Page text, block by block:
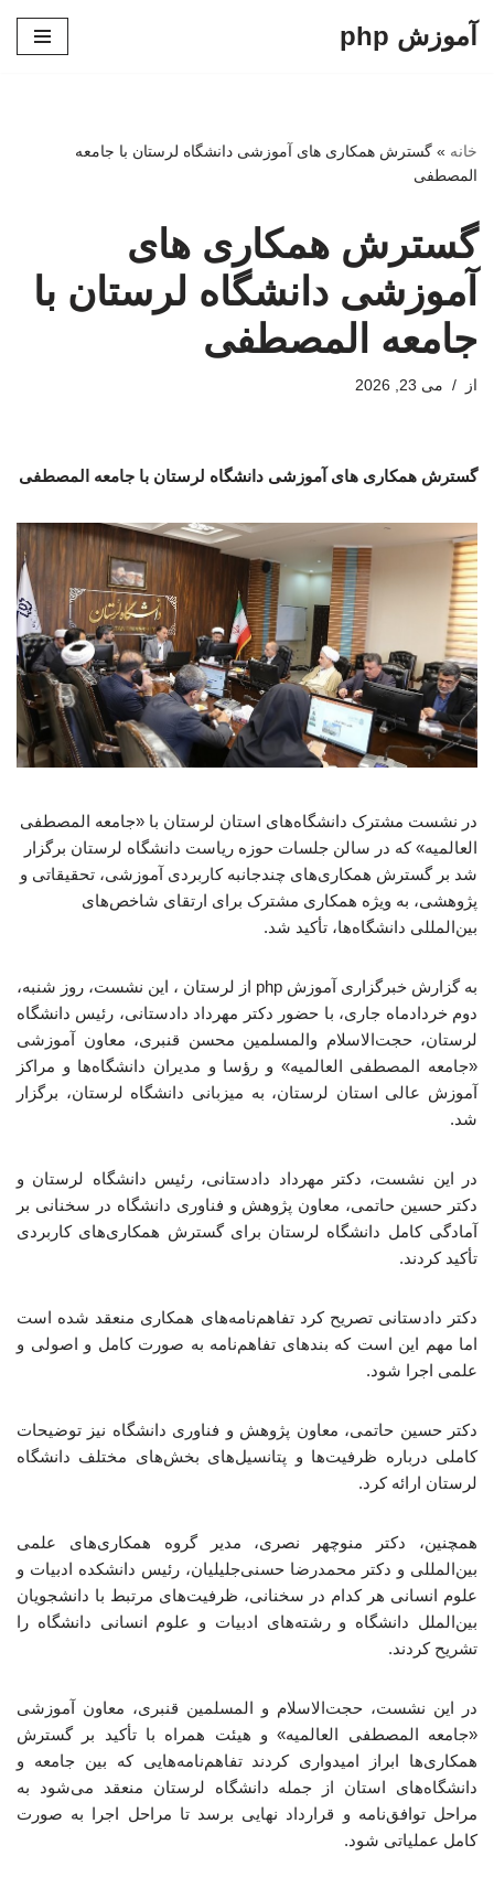
آموزش php
خانه » گسترش همکاری های آموزشی دانشگاه لرستان با جامعه
المصطفی
گسترش همکاری های
آموزشی دانشگاه لرستان با
جامعه المصطفی
از می 23, 2026
گسترش همکاری های آموزشی دانشگاه لرستان با جامعه المصطفی
در نشست مشترک دانشگاه‌های استان لرستان با «جامعه المصطفی
العالمیه» که در سالن جلسات حوزه ریاست دانشگاه لرستان برگزار
شد بر گسترش همکاری‌های چندجانبه کاربردی آموزشی، تحقیقاتی و
پژوهشی، به ویژه همکاری مشترک برای ارتقای شاخص‌های
بین‌المللی دانشگاه‌ها، تأکید شد.
به گزارش خبرگزاری آموزش php از لرستان ، این نشست، روز شنبه،
دوم خردادماه جاری، با حضور دکتر مهرداد دادستانی، رئیس دانشگاه
لرستان، حجت‌الاسلام والمسلمین محسن قنبری، معاون آموزشی
«جامعه المصطفی العالمیه» و رؤسا و مدیران دانشگاه‌ها و مراکز
آموزش عالی استان لرستان، به میزبانی دانشگاه لرستان، برگزار
شد.
در این نشست، دکتر مهرداد دادستانی، رئیس دانشگاه لرستان و
دکتر حسین حاتمی، معاون پژوهش و فناوری دانشگاه در سخنانی بر
آمادگی کامل دانشگاه لرستان برای گسترش همکاری‌های کاربردی
تأکید کردند.
دکتر دادستانی تصریح کرد تفاهم‌نامه‌های همکاری منعقد شده است
اما مهم این است که بندهای تفاهم‌نامه به صورت کامل و اصولی و
علمی اجرا شود.
دکتر حسین حاتمی، معاون پژوهش و فناوری دانشگاه نیز توضیحات
کاملی درباره ظرفیت‌ها و پتانسیل‌های بخش‌های مختلف دانشگاه
لرستان ارائه کرد.
همچنین، دکتر منوچهر نصری، مدیر گروه همکاری‌های علمی
بین‌المللی و دکتر محمدرضا حسنی‌جلیلیان، رئیس دانشکده ادبیات و
علوم انسانی هر کدام در سخنانی، ظرفیت‌های مرتبط با دانشجویان
بین‌الملل دانشگاه و رشته‌های ادبیات و علوم انسانی دانشگاه را
تشریح کردند.
در این نشست، حجت‌الاسلام و المسلمین قنبری، معاون آموزشی
«جامعه المصطفی العالمیه» و هیئت همراه با تأکید بر گسترش
همکاری‌ها ابراز امیدواری کردند تفاهم‌نامه‌هایی که بین جامعه و
دانشگاه‌های استان از جمله دانشگاه لرستان منعقد می‌شود به
مراحل توافق‌نامه و قرارداد نهایی برسد تا مراحل اجرا به صورت
کامل عملیاتی شود.